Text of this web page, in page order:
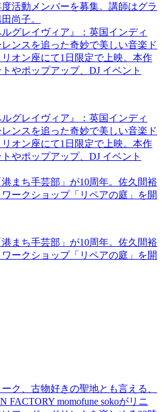
活動メンバーを募集。講師はグラ
尚子。
グレイヴィア』：英国インディ
ンスを追った奇妙で美しい音楽ド
オン座にて1日限定で上映。本作
やポップアップ、DJ イベント
グレイヴィア』：英国インディ
ンスを追った奇妙で美しい音楽ド
オン座にて1日限定で上映。本作
やポップアップ、DJ イベント
まち手芸部」が10周年。佐久間裕
ークショップ「リペアの庭」を開
まち手芸部」が10周年。佐久間裕
ークショップ「リペアの庭」を開
ク、古物好きの聖地とも言える、
FACTORY momofune sokoがリニ